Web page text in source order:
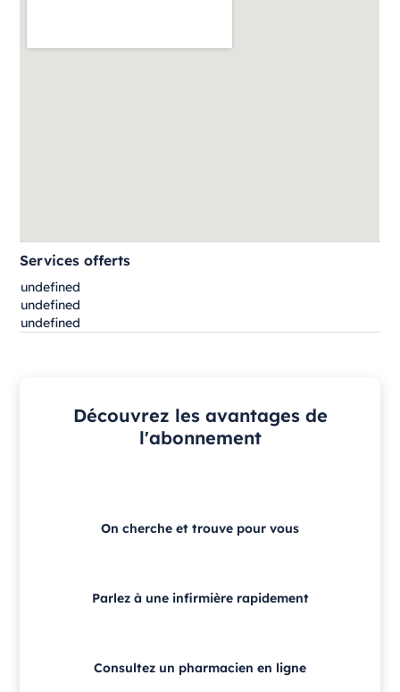
Services offerts
undefined
undefined
undefined
Découvrez les avantages de
l'abonnement
On cherche et trouve pour vous
Parlez à une infirmière rapidement
Consultez un pharmacien en ligne